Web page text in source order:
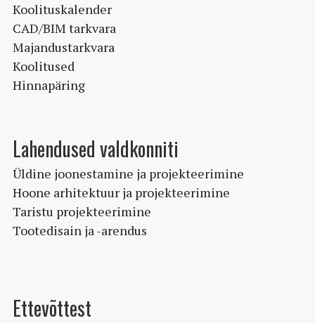
Koolituskalender
CAD/BIM tarkvara
Majandustarkvara
Koolitused
Hinnapäring
Lahendused valdkonniti
Üldine joonestamine ja projekteerimine
Hoone arhitektuur ja projekteerimine
Taristu projekteerimine
Tootedisain ja -arendus
Ettevõttest